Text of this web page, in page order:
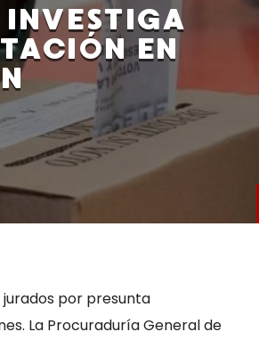
EN
por presunta
La Procuraduría General de